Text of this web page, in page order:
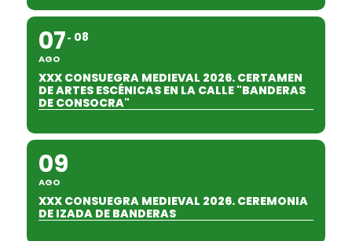
07
AGO
08
XXX CONSUEGRA MEDIEVAL 2026. CERTAMEN
DE ARTES ESCÉNICAS EN LA CALLE "BANDERAS
DE CONSOCRA"
09
AGO
XXX CONSUEGRA MEDIEVAL 2026. CEREMONIA
DE IZADA DE BANDERAS